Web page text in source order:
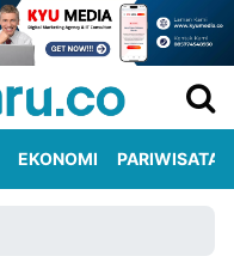
EKONOMI PARIWISATA